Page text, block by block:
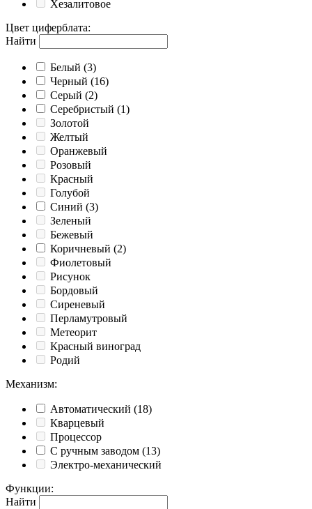
Хезалитовое
Цвет циферблата:
Найти
Белый (3)
Черный (16)
Серый (2)
Серебристый (1)
Золотой
Желтый
Оранжевый
Розовый
Красный
Голубой
Синий (3)
Зеленый
Бежевый
Коричневый (2)
Фиолетовый
Рисунок
Бордовый
Сиреневый
Перламутровый
Метеорит
Красный виноград
Родий
Механизм:
Автоматический (18)
Кварцевый
Процессор
С ручным заводом (13)
Электро-механический
Функции:
Найти